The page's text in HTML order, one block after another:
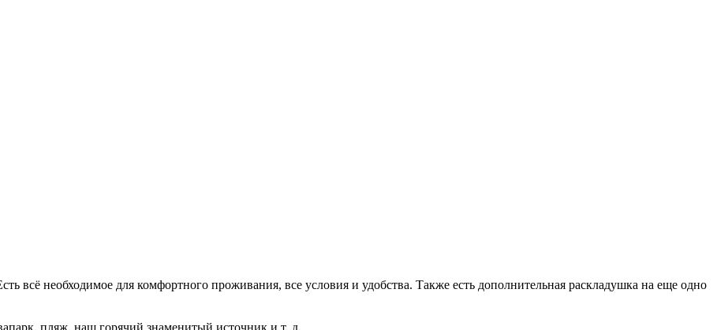
всё необходимое для комфортного проживания, все условия и удобства. Также есть дополнительная раскладушка на еще одно
пляж, наш горячий знаменитый источник и т. д.